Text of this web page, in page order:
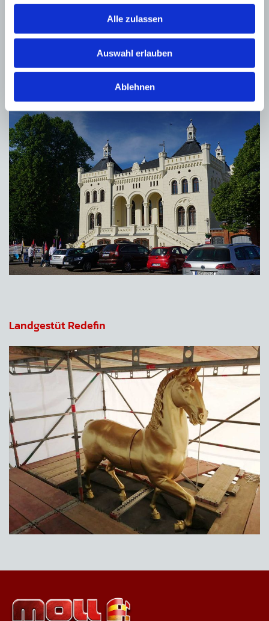
Alle zulassen
Auswahl erlauben
Ablehnen
Landgestüt Redefin